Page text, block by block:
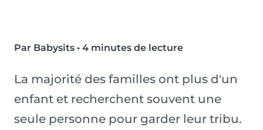
Par Babysits • 4 minutes de lecture
La majorité des familles ont plus d'un
enfant et recherchent souvent une
seule personne pour garder leur tribu.